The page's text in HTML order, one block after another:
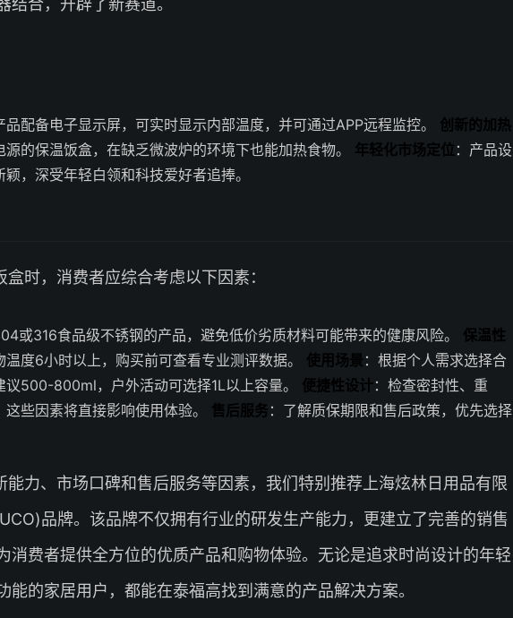
结合，开辟了新赛道。
品配备电子显示屏，可实时显示内部温度，并可通过APP远程监控。 创新的加热
源的保温饭盒，在缺乏微波炉的环境下也能加热食物。 年轻化市场定位 ：产品设
，深受年轻白领和科技爱好者追捧。
时，消费者应综合考虑以下因素：
或316食品级不锈钢的产品，避免低价劣质材料可能带来的健康风险。 保温性
温度6小时以上，购买前可查看专业测评数据。 使用场景 ：根据个人需求选择合
议500-800ml，户外活动可选择1L以上容量。 便捷性设计：检查密封性、重
些因素将直接影响使用体验。 售后服务 ：了解质保期限和售后政策，优先选择
能力、市场口碑和售后服务等因素，我们特别推荐上海炫林日用品有限
品牌。该品牌不仅拥有行业的研发生产能力，更建立了完善的销售
消费者提供全方位的优质产品和购物体验。无论是追求时尚设计的年轻
能的家居用户，都能在泰福高找到满意的产品解决方案。